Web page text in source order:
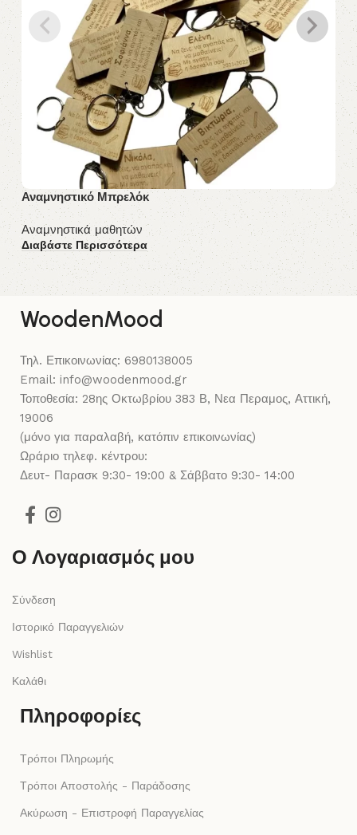
Αναμνηστικό Μπρελόκ
Αναμνηστικά μαθητών
Διαβάστε Περισσότερα
WoodenMood
Τηλ. Επικοινωνίας: 6980138005
Email: info@woodenmood.gr
Τοποθεσία: 28ης Οκτωβρίου 383 Β, Νεα Περαμος, Αττική,
19006
(μόνο για παραλαβή, κατόπιν επικοινωνίας)
Ωράριο τηλεφ. κέντρου:
Δευτ- Παρασκ 9:30- 19:00 & Σάββατο 9:30- 14:00
Ο Λογαριασμός μου
Σύνδεση
Ιστορικό Παραγγελιών
Wishlist
Καλάθι
Πληροφορίες
Τρόποι Πληρωμής
Τρόποι Αποστολής - Παράδοσης
Ακύρωση - Επιστροφή Παραγγελίας